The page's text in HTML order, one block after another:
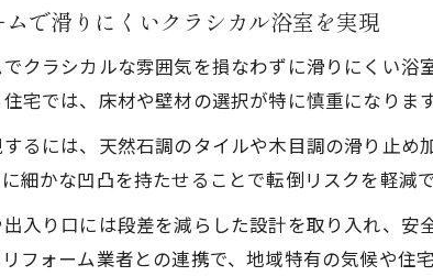
で滑りにくいクラシカル浴室を実現
クラシカルな雰囲気を損なわずに滑りにくい
宅では、床材や壁材の選択が特に慎重になります
るには、天然石調のタイルや木目調の滑り止
細かな凹凸を持たせることで転倒リスクを軽減で
入り口には段差を減らした設計を取り入れ、
フォーム業者との連携で、地域特有の気候や住